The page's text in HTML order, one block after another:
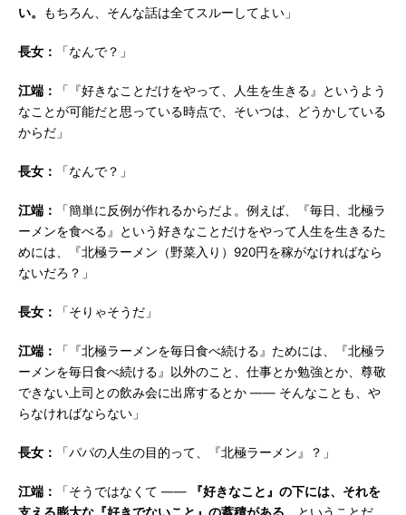
い。
もちろん、そんな話は全てスルーしてよい」
長女： 「なんで？」
江端：
「『好きなことだけをやって、人生を生きる』というよう
なことが可能だと思っている時点で、そいつは、どうかしている
からだ」
長女： 「なんで？」
江端：
「簡単に反例が作れるからだよ。例えば、『毎日、北極ラ
ーメンを食べる』という好きなことだけをやって人生を生きるた
めには、『北極ラーメン（野菜入り）920円を稼がなければなら
ないだろ？」
長女： 「そりゃそうだ」
江端：
「『北極ラーメンを毎日食べ続ける』ためには、『北極ラ
ーメンを毎日食べ続ける』以外のこと、仕事とか勉強とか、尊敬
できない上司との飲み会に出席するとか ―― そんなことも、や
らなければならない」
長女： 「パパの人生の目的って、『北極ラーメン』？」
江端： 「そうではなくて ――
『好きなこと』の下には、それを